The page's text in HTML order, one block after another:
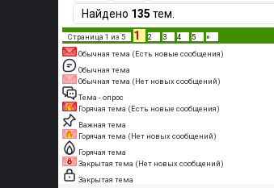
Найдено 135 тем.
Страница 1 из 5 1 2 3 4 5
»
Обычная тема (Есть новые сообщения)
Обычная тема
Обычная тема (Нет новых сообщений)
Тема - опрос
Горячая тема (Есть новые сообщения)
Важная тема
Горячая тема (Нет новых сообщений)
Горячая тема
Закрытая тема (Нет новых сообщений)
Закрытая тема